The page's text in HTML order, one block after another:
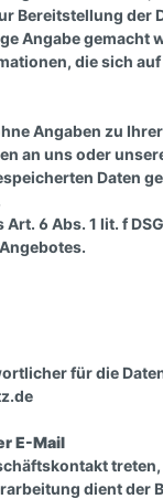
Bereitstellung der
Angabe gemacht
die sich
Angaben zu
an uns oder
Daten
6 Abs. 1 lit. f
für die
E-Mail
dient